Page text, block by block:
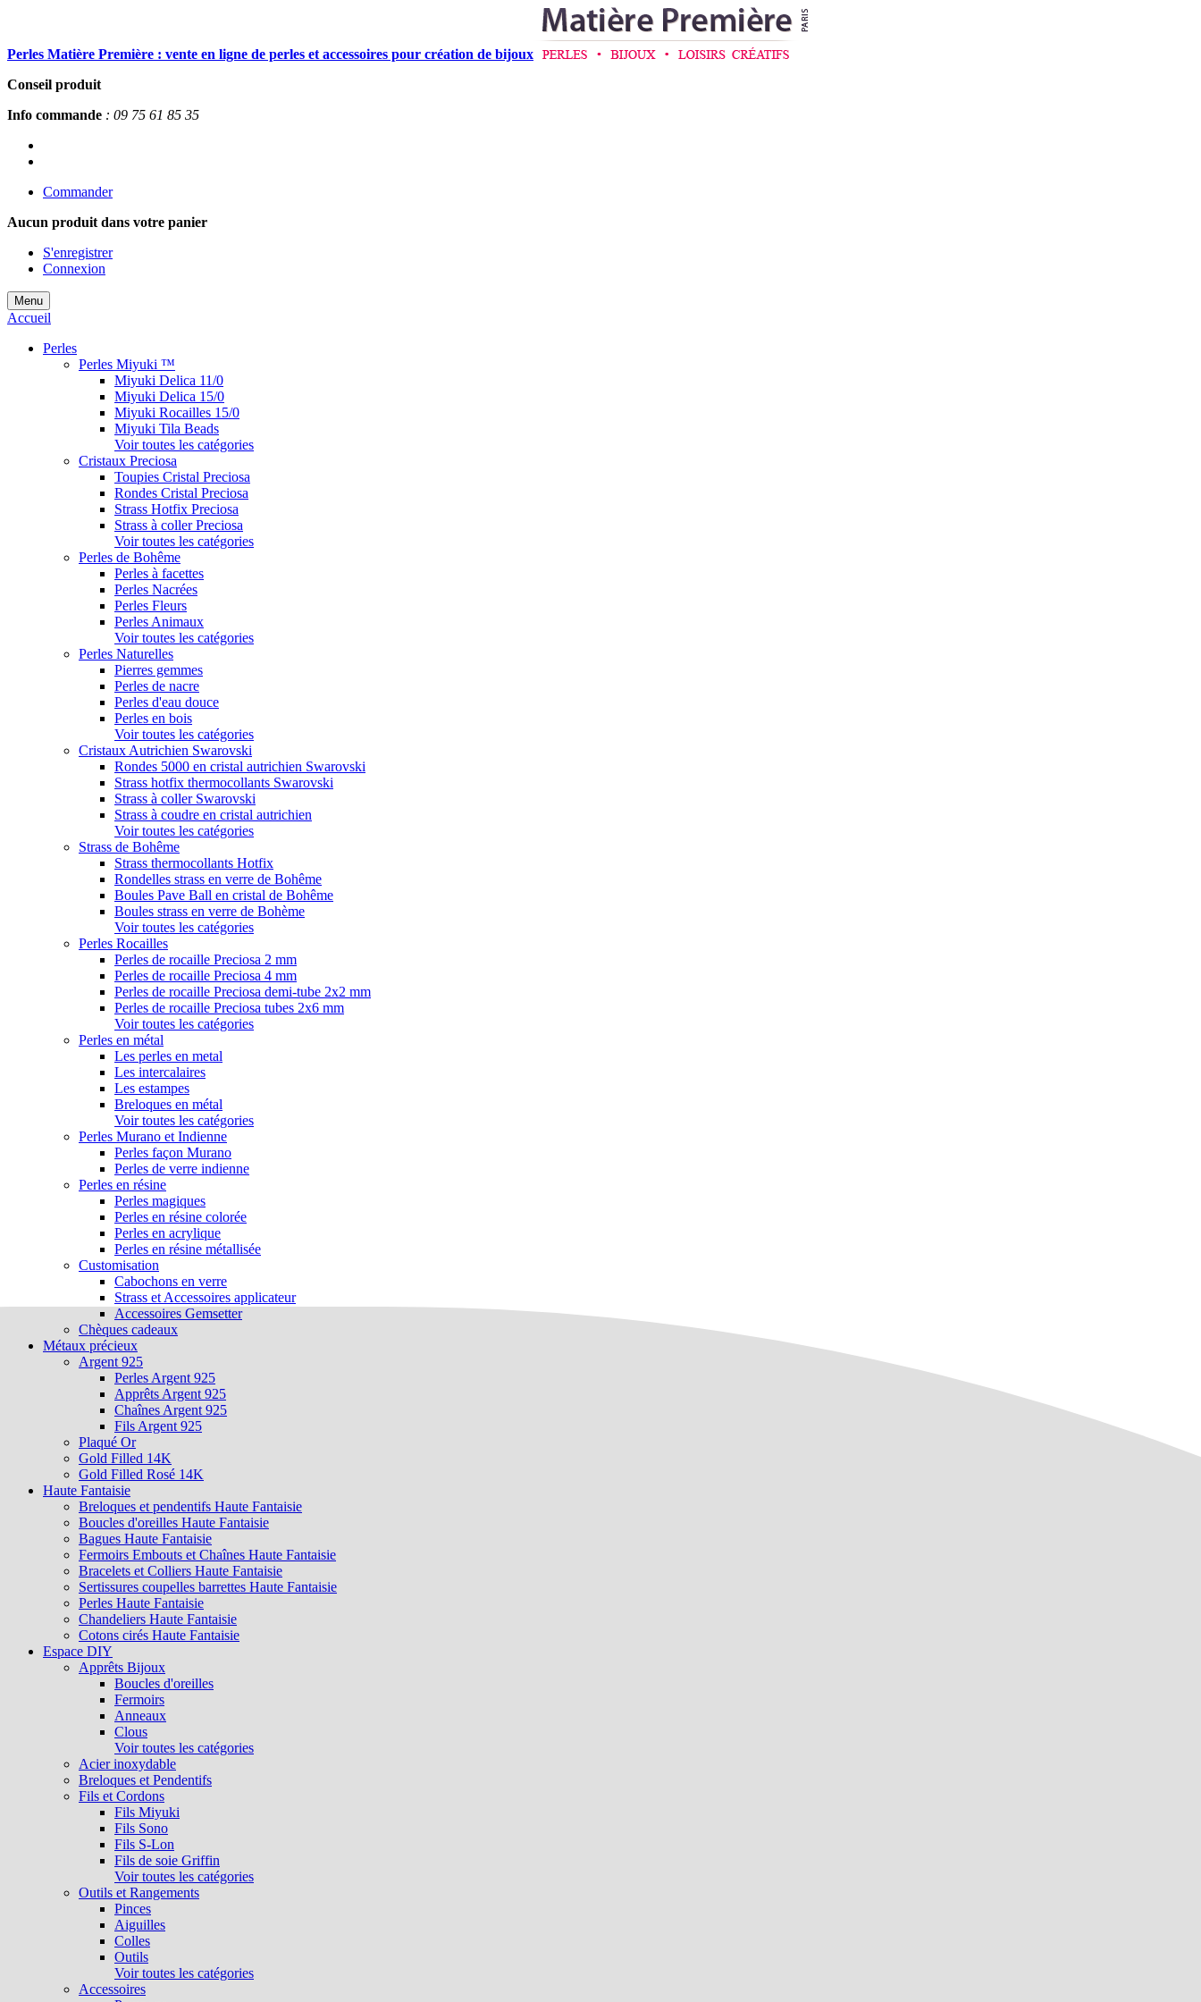
Perles Matière Première : vente en ligne de perles et accessoires pour création de bijoux
Conseil produit
Info commande : 09 75 61 85 35
Commander
Aucun produit dans votre panier
S'enregistrer
Connexion
Menu
Accueil
Perles
Perles Miyuki ™
Miyuki Delica 11/0
Miyuki Delica 15/0
Miyuki Rocailles 15/0
Miyuki Tila Beads
Voir toutes les catégories
Cristaux Preciosa
Toupies Cristal Preciosa
Rondes Cristal Preciosa
Strass Hotfix Preciosa
Strass à coller Preciosa
Voir toutes les catégories
Perles de Bohême
Perles à facettes
Perles Nacrées
Perles Fleurs
Perles Animaux
Voir toutes les catégories
Perles Naturelles
Pierres gemmes
Perles de nacre
Perles d'eau douce
Perles en bois
Voir toutes les catégories
Cristaux Autrichien Swarovski
Rondes 5000 en cristal autrichien Swarovski
Strass hotfix thermocollants Swarovski
Strass à coller Swarovski
Strass à coudre en cristal autrichien
Voir toutes les catégories
Strass de Bohême
Strass thermocollants Hotfix
Rondelles strass en verre de Bohême
Boules Pave Ball en cristal de Bohême
Boules strass en verre de Bohème
Voir toutes les catégories
Perles Rocailles
Perles de rocaille Preciosa 2 mm
Perles de rocaille Preciosa 4 mm
Perles de rocaille Preciosa demi-tube 2x2 mm
Perles de rocaille Preciosa tubes 2x6 mm
Voir toutes les catégories
Perles en métal
Les perles en metal
Les intercalaires
Les estampes
Breloques en métal
Voir toutes les catégories
Perles Murano et Indienne
Perles façon Murano
Perles de verre indienne
Perles en résine
Perles magiques
Perles en résine colorée
Perles en acrylique
Perles en résine métallisée
Customisation
Cabochons en verre
Strass et Accessoires applicateur
Accessoires Gemsetter
Chèques cadeaux
Métaux précieux
Argent 925
Perles Argent 925
Apprêts Argent 925
Chaînes Argent 925
Fils Argent 925
Plaqué Or
Gold Filled 14K
Gold Filled Rosé 14K
Haute Fantaisie
Breloques et pendentifs Haute Fantaisie
Boucles d'oreilles Haute Fantaisie
Bagues Haute Fantaisie
Fermoirs Embouts et Chaînes Haute Fantaisie
Bracelets et Colliers Haute Fantaisie
Sertissures coupelles barrettes Haute Fantaisie
Perles Haute Fantaisie
Chandeliers Haute Fantaisie
Cotons cirés Haute Fantaisie
Espace DIY
Apprêts Bijoux
Boucles d'oreilles
Fermoirs
Anneaux
Clous
Voir toutes les catégories
Acier inoxydable
Breloques et Pendentifs
Fils et Cordons
Fils Miyuki
Fils Sono
Fils S-Lon
Fils de soie Griffin
Voir toutes les catégories
Outils et Rangements
Pinces
Aiguilles
Colles
Outils
Voir toutes les catégories
Accessoires